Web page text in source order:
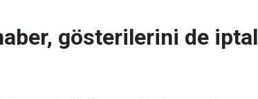
gösterilerini de iptal